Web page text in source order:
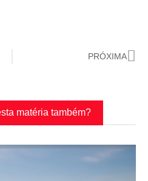
PRÓXIMA
matéria também?